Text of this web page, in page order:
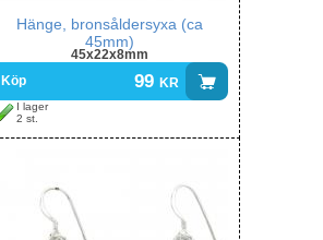
Hänge, bronsåldersyxa (ca
45mm)
45x22x8mm
Köp
99 kr
I lager
2 st.